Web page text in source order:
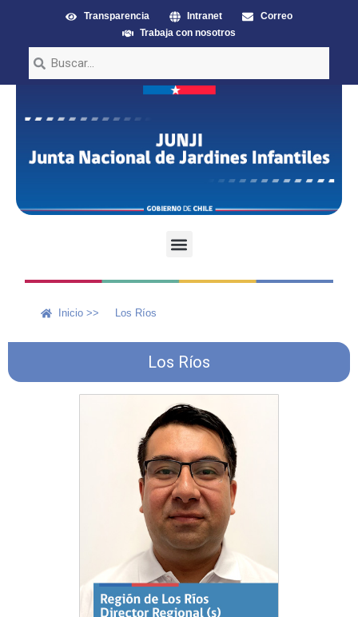
Transparencia Intranet
Correo
Trabaja con nosotros
Inicio >> Los Ríos
Los Ríos